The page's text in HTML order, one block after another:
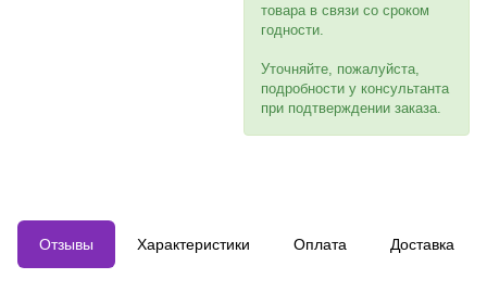
товара в связи со сроком
годности.
Уточняйте, пожалуйста,
подробности у консультанта
при подтверждении заказа.
Отзывы Характеристики Оплата Доставка